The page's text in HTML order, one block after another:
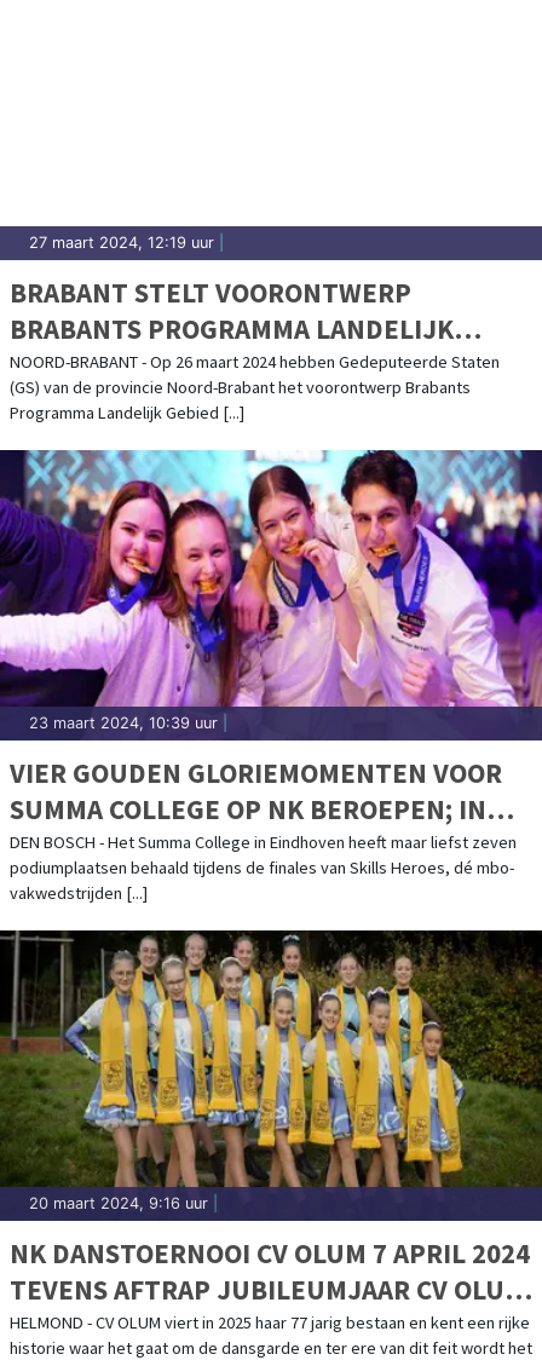
27 maart 2024, 12:19 uur
BRABANT STELT VOORONTWERP
BRABANTS PROGRAMMA LANDELIJK
GEBIED VAST
NOORD-BRABANT - Op 26 maart 2024 hebben Gedeputeerde Staten
(GS) van de provincie Noord-Brabant het voorontwerp Brabants
Programma Landelijk Gebied [...]
23 maart 2024, 10:39 uur
VIER GOUDEN GLORIEMOMENTEN VOOR
SUMMA COLLEGE OP NK BEROEPEN; IN
TOTAAL ZEVEN PODIUMPLAATSEN
DEN BOSCH - Het Summa College in Eindhoven heeft maar liefst zeven
podiumplaatsen behaald tijdens de finales van Skills Heroes, dé mbo-
vakwedstrijden [...]
20 maart 2024, 9:16 uur
NK DANSTOERNOOI CV OLUM 7 APRIL 2024
TEVENS AFTRAP JUBILEUMJAAR CV OLUM
77
HELMOND - CV OLUM viert in 2025 haar 77 jarig bestaan en kent een rijke
historie waar het gaat om de dansgarde en ter ere van dit feit wordt het